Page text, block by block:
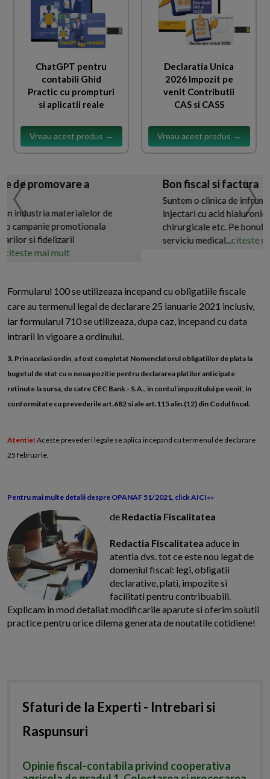
ChatGPT pentru
contabili Ghid
Practic cu prompturi
si aplicatii reale
Vreau acest produs →
Declaratia Unica
2026 Impozit pe
venit Contributii
CAS si CASS
Vreau acest produs →
promovare a
materialelor de
promotionala
si fidelizarii
mai mult
Bon fiscal si factura
Suntem o clinica de
injectari cu acid hialuronic,
chirurgicale etc. Pe bonul
serviciu medical...citeste mai
Formularul 100 se utilizeaza incepand cu obligatiile fiscale
care au termenul legal de declarare 25 ianuarie 2021 inclusiv,
iar formularul 710 se utilizeaza, dupa caz, incepand cu data
intrarii in vigoare a ordinului.
3. Prin acelasi ordin, a fost completat Nomenclatorul obligatiilor de plata la
bugetul de stat cu o noua pozitie pentru declararea platilor anticipate
retinute la sursa, de catre CEC Bank - S.A., in contul impozitului pe venit, in
conformitate cu prevederile art.682 si ale art.115 alin.(12) din Codul fiscal.
Atentie! Aceste prevederi legale se aplica incepand cu termenul de declarare
25 februarie.
Pentru mai multe detalii despre OPANAF 51/2021, click AICI««
de Redactia Fiscalitatea
Redactia Fiscalitatea aduce in
atentia dvs. tot ce este nou legat de
domeniul fiscal: legi, obligatii
declarative, plati, impozite si
facilitati pentru contribuabili.
Explicam in mod detaliat modificarile aparute si oferim solutii
practice pentru orice dilema generata de noutatile cotidiene!
Sfaturi de la Experti - Intrebari si
Raspunsuri
Opinie fiscal-contabila privind cooperativa